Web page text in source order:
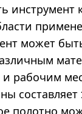
инструмент
может
рабочим
составляет